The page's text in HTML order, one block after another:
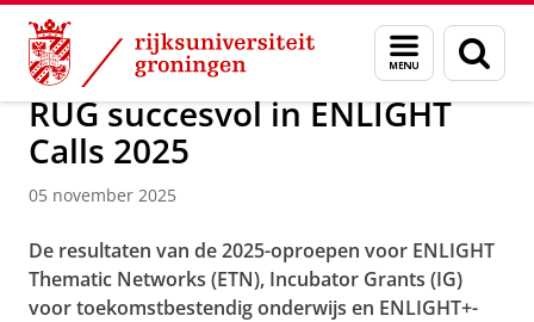
Skip
Content
Skip
Navigation
Menu
en
zoeken
Over ons Actueel Nieuws
RUG succesvol in ENLIGHT
Calls 2025
05 november 2025
De resultaten van de 2025-oproepen voor ENLIGHT
Thematic Networks (ETN), Incubator Grants (IG)
voor toekomstbestendig onderwijs en ENLIGHT+-